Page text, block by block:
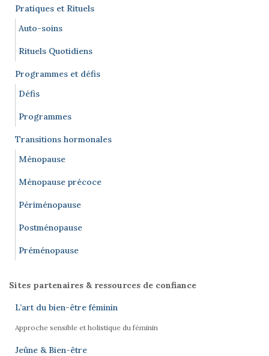
Pratiques et Rituels
Auto-soins
Rituels Quotidiens
Programmes et défis
Défis
Programmes
Transitions hormonales
Ménopause
Ménopause précoce
Périménopause
Postménopause
Préménopause
Sites partenaires & ressources de confiance
L’art du bien-être féminin
Approche sensible et holistique du féminin
Jeûne & Bien-être